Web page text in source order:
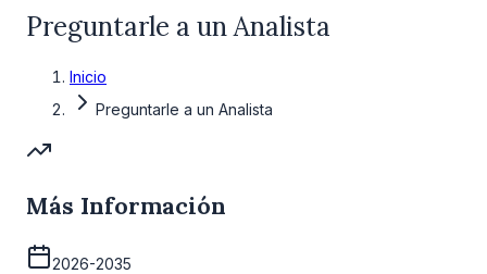
Preguntarle a un Analista
Inicio
Preguntarle a un Analista
Más Información
2026-2035